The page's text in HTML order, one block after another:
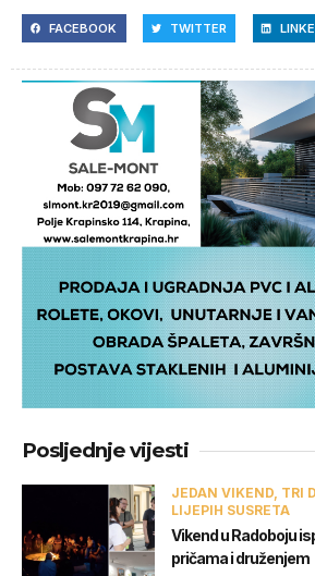
FACEBOOK TWITTER
Posljednje vijesti
JEDAN VIKEND, TRI
LIJEPIH SUSRETA
Vikend u Radoboju
pričama i druženjem